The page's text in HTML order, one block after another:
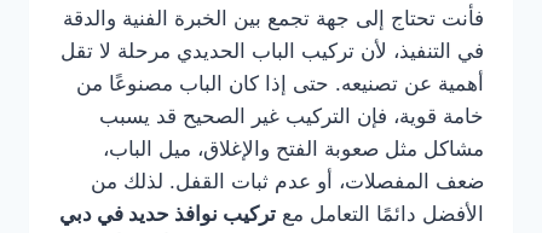
فأنت تحتاج إلى جهة تجمع بين الخبرة الفنية والدقة
في التنفيذ، لأن تركيب الباب الحديدي مرحلة لا تقل
أهمية عن تصنيعه. حتى إذا كان الباب مصنوعًا من
خامة قوية، فإن التركيب غير الصحيح قد يسبب
مشاكل مثل صعوبة الفتح والإغلاق، ميل الباب،
ضعف المفصلات، أو عدم ثبات القفل. لذلك من
الأفضل دائمًا التعامل مع تركيب نوافذ حديد في دبي